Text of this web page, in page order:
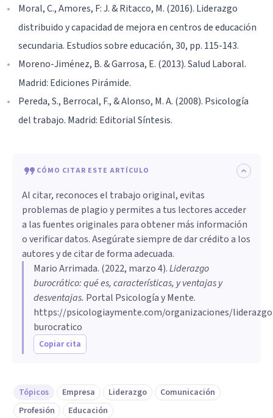
Moral, C., Amores, F: J. & Ritacco, M. (2016). Liderazgo
distribuido y capacidad de mejora en centros de educación
secundaria. Estudios sobre educación, 30, pp. 115-143.
Moreno-Jiménez, B. & Garrosa, E. (2013). Salud Laboral.
Madrid: Ediciones Pirámide.
Pereda, S., Berrocal, F., & Alonso, M. A. (2008). Psicología
del trabajo. Madrid: Editorial Síntesis.
CÓMO CITAR ESTE ARTÍCULO
Al citar, reconoces el trabajo original, evitas
problemas de plagio y permites a tus lectores acceder
a las fuentes originales para obtener más información
o verificar datos. Asegúrate siempre de dar crédito a los
autores y de citar de forma adecuada.
Mario Arrimada. (2022, marzo 4).Liderazgo
burocrático: qué es, características, y ventajas y
desventajas. Portal Psicología y Mente.
https://psicologiaymente.com/organizaciones/
burocratico
Copiar cita
Tópicos Empresa Liderazgo
Comunicación
Profesión
Educación